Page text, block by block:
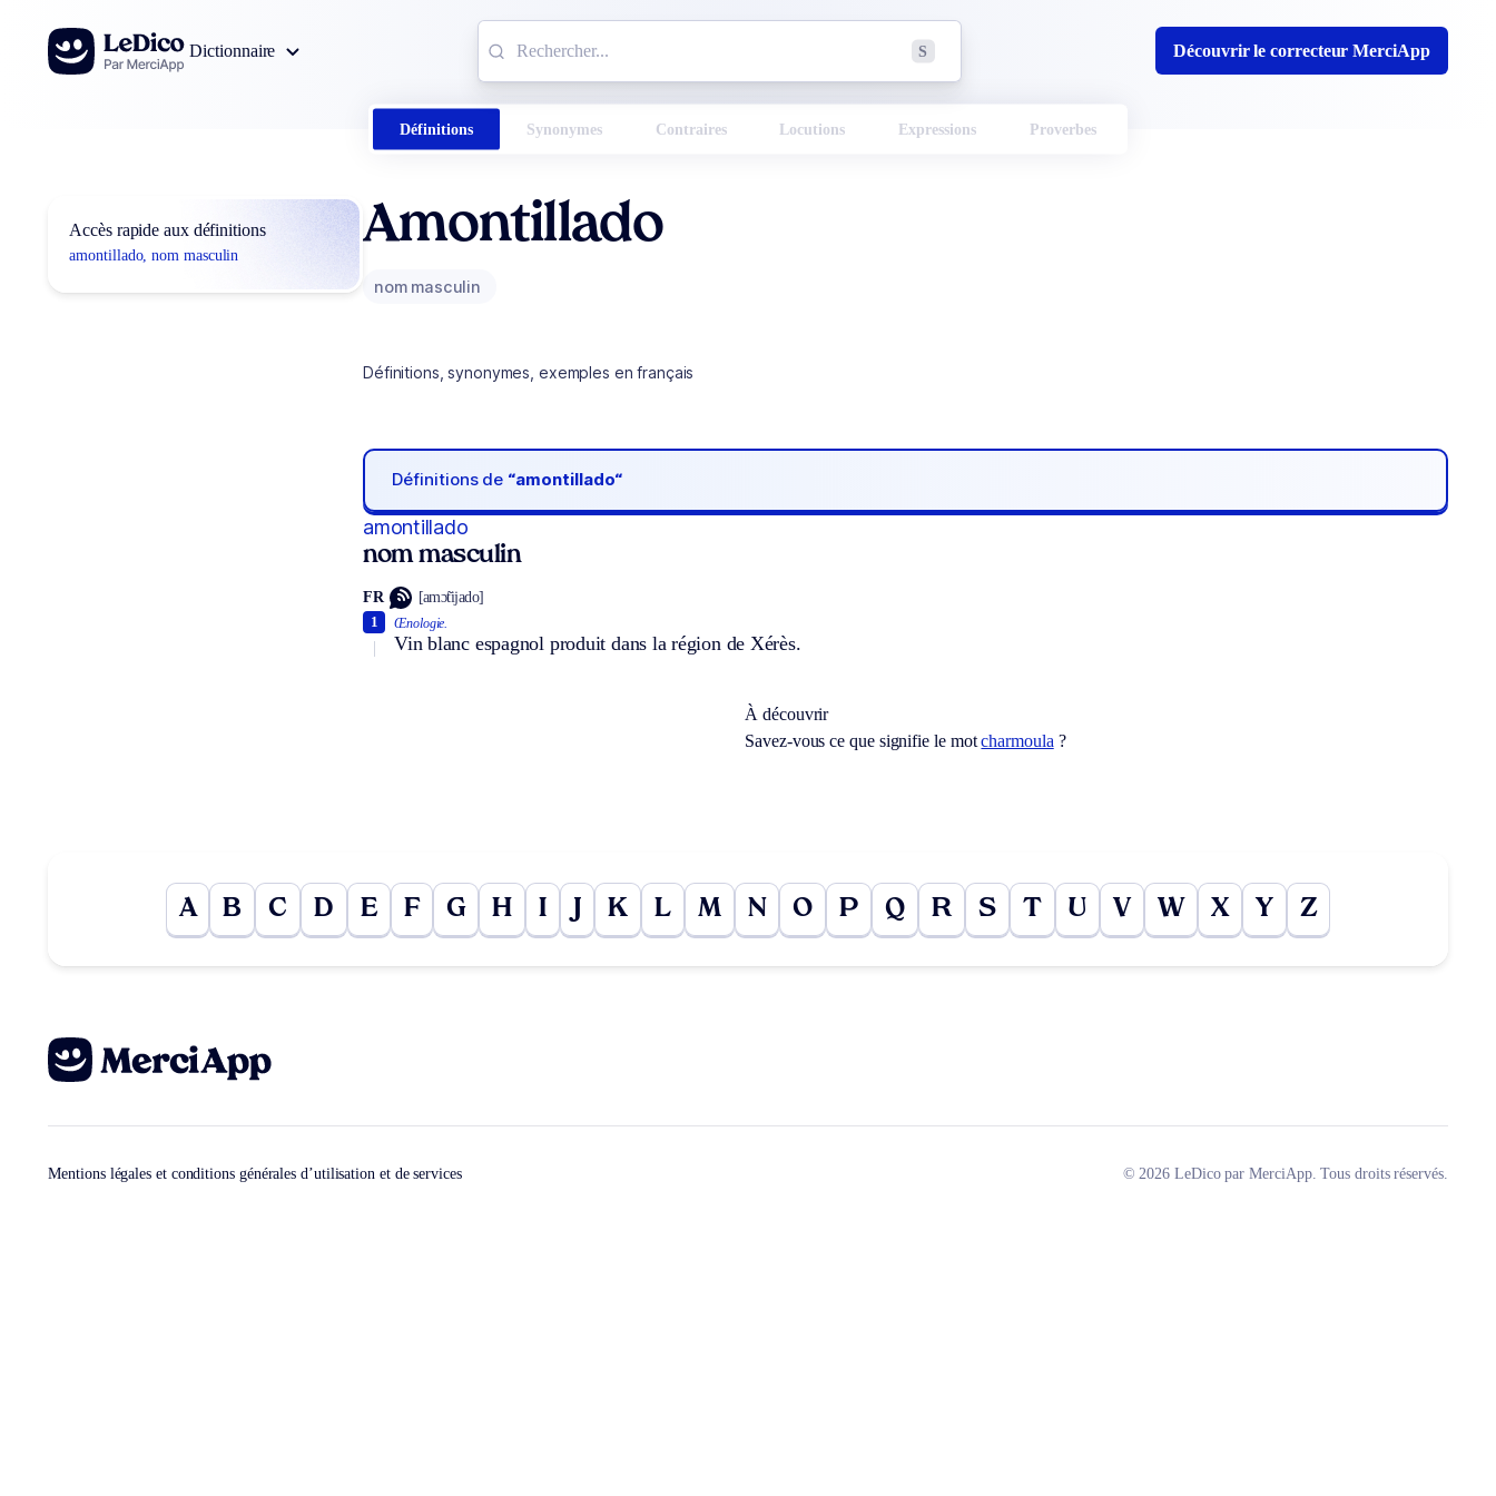
Aller au contenu
Dictionnaire
S Découvrir le correcteur MerciApp
Définitions Synonymes Contraires Locutions Expressions Proverbes
Accès rapide aux définitions
amontillado, nom masculin
Amontillado
nom masculin
Définitions, synonymes, exemples en français
Définitions de “amontillado“
amontillado
nom masculin
FR [amɔ̃tijado]
Œnologie.
Vin blanc espagnol produit dans la région de Xérès.
1
À découvrir
Savez-vous ce que signifie le motcharmoula ?
A B C D E F G H I K L M N O P Q R S T U V W X Y Z
Mentions légales et conditions générales d’utilisation et de services © 2026 LeDico par MerciApp. Tous droits réservés.